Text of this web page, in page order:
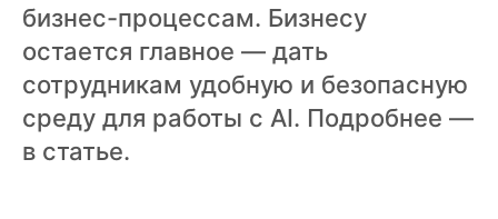
бизнес-процессам. Бизнесу
остается главное — дать
сотрудникам удобную и безопасную
среду для работы с AI. Подробнее —
в статье.